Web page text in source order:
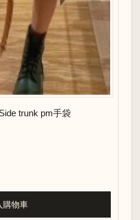
黃皮 Side trunk pm手袋
購物車